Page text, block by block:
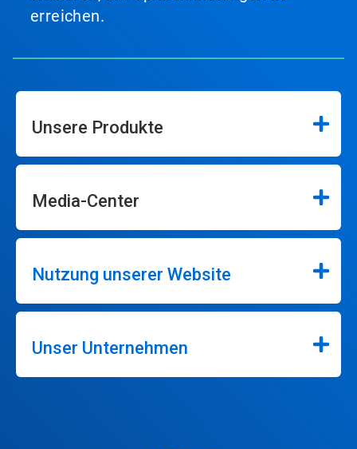
erreichen.
Unsere Produkte
Media-Center
Nutzung unserer Website
Unser Unternehmen